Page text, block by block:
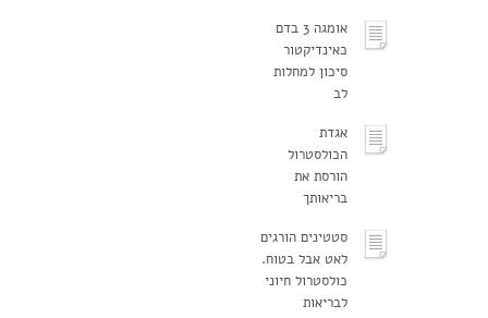
אומגה 3 בדם
כאינדיקטור
סיכון למחלות
לב
אגדת
הכולסטרול
הורסת את
בריאותך
סטטינים הורגים
לאט אבל בטוח.
כולסטרול חיוני
לבריאות